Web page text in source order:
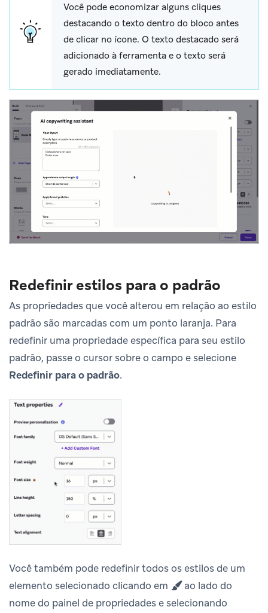
Você pode economizar alguns cliques
destacando o texto dentro do bloco antes
de clicar no ícone. O texto destacado será
adicionado à ferramenta e o texto será
gerado imediatamente.
Redefinir estilos para o padrão
As propriedades que você alterou em relação ao estilo
padrão são marcadas com um ponto laranja. Para
redefinir uma propriedade específica para seu estilo
padrão, passe o cursor sobre o campo e selecione
Redefinir para o padrão.
Você também pode redefinir todos os estilos de um
elemento selecionado clicando em
ao lado do
nome do painel de propriedades e selecionando